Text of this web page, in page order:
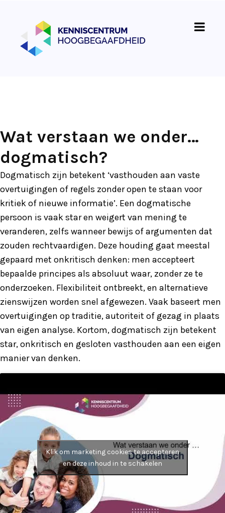
Wat verstaan we onder…
dogmatisch?
Dogmatisch zijn betekent ‘vasthouden aan vaste
overtuigingen of regels zonder open te staan voor
kritiek of nieuwe informatie’. Een dogmatische
persoon is vaak star en weigert van mening te
veranderen, zelfs wanneer bewijs of argumenten dat
zouden rechtvaardigen. Deze houding gaat meestal
gepaard met onkritisch denken: men accepteert
bepaalde principes als absoluut waar, zonder ze te
onderzoeken. Flexibiliteit ontbreekt, en alternatieve
zienswijzen worden snel afgewezen. Vaak baseert men
overtuigingen op traditie, autoriteit of gezag in plaats
van eigen analyse. Kortom, dogmatisch zijn betekent
star, onkritisch en gesloten vasthouden aan een eigen
manier van denken.
Klik om marketing cookies te accepteren
en deze inhoud in te schakelen